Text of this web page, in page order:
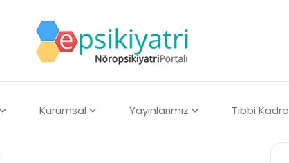
Kurumsal Yayınlarımız Tıbbi Kadro